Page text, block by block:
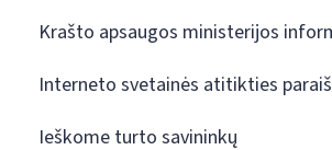
Krašto apsaugos ministerijos
Interneto svetainės atitikties
Ieškome turto savininkų